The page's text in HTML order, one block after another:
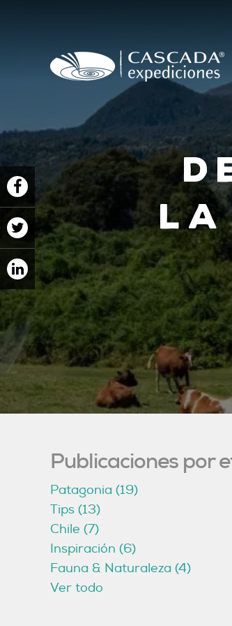
la
Publicaciones por
Patagonia (19)
Tips (13)
Chile (7)
Inspiración (6)
Fauna & Naturaleza (4)
Ver todo